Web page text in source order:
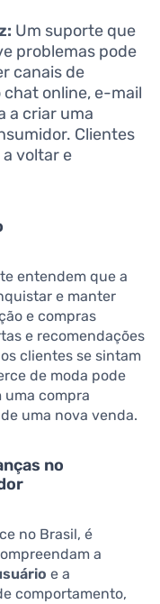
Um suporte que
problemas pode
canais de
online, e-mail
a criar uma
Clientes
voltar e
entendem que a
e manter
e compras
e recomendações
clientes se sintam
de moda pode
compra
uma nova venda.
no
no Brasil, é
a
e a
comportamento,